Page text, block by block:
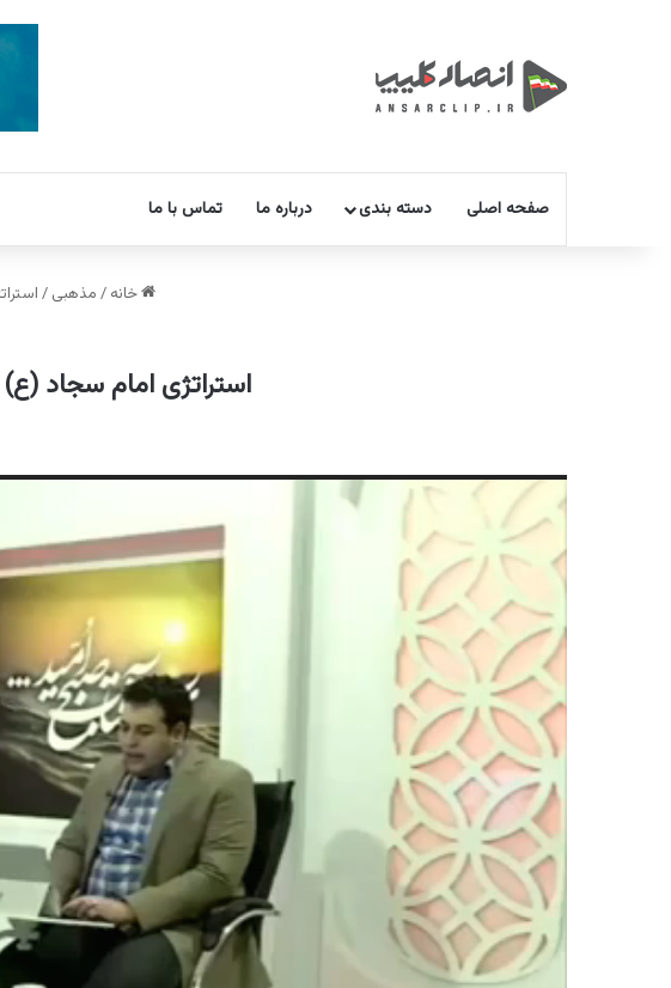
صفحه اصلی دسته بندی درباره ما تماس با ما
خانه / مذهبی /
استراتژی امام سجاد
نمایشگر
ویدیو